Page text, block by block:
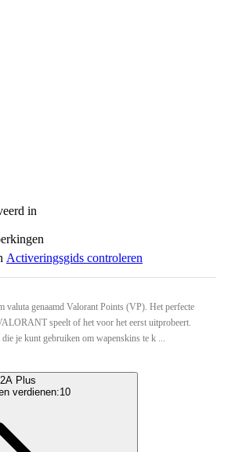
in
Activeringsgids controleren
valuta genaamd Valorant Points (VP). Het perfecte
speelt of het voor het eerst uitprobeert.
je kunt gebruiken om wapenskins te k ...
Plus
verdienen:10